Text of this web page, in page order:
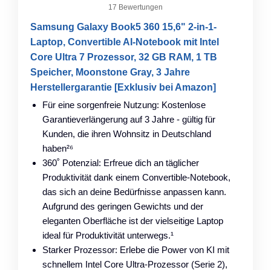
17 Bewertungen
Samsung Galaxy Book5 360 15,6" 2-in-1-
Laptop, Convertible AI-Notebook mit Intel
Core Ultra 7 Prozessor, 32 GB RAM, 1 TB
Speicher, Moonstone Gray, 3 Jahre
Herstellergarantie [Exklusiv bei Amazon]
Für eine sorgenfreie Nutzung: Kostenlose
Garantieverlängerung auf 3 Jahre - gültig für
Kunden, die ihren Wohnsitz in Deutschland
haben²⁶
360˚ Potenzial: Erfreue dich an täglicher
Produktivität dank einem Convertible-Notebook,
das sich an deine Bedürfnisse anpassen kann.
Aufgrund des geringen Gewichts und der
eleganten Oberfläche ist der vielseitige Laptop
ideal für Produktivität unterwegs.¹
Starker Prozessor: Erlebe die Power von KI mit
schnellem Intel Core Ultra-Prozessor (Serie 2),